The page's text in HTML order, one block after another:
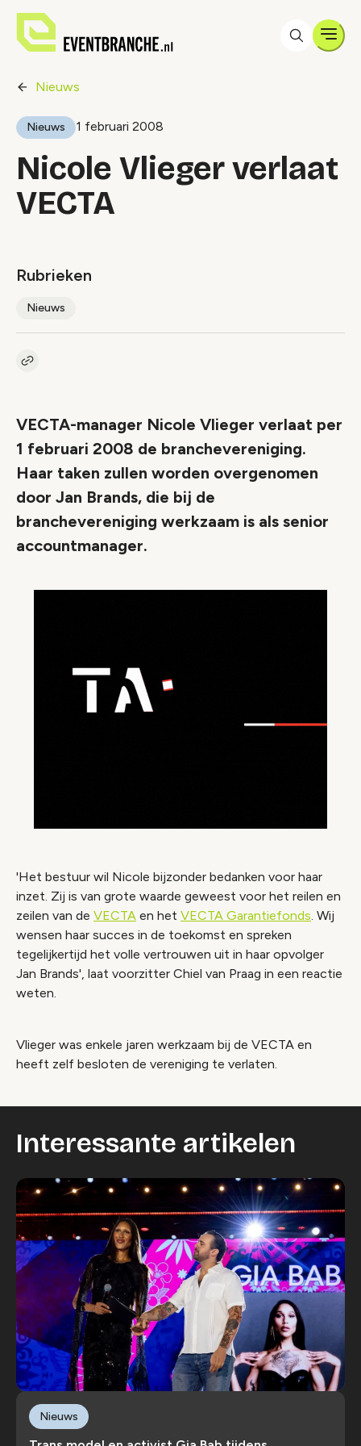
Nieuws
Nieuws 1 februari 2008
Nicole Vlieger verlaat
VECTA
Rubrieken
Nieuws
Kopieer link naar artikel
VECTA-manager Nicole Vlieger verlaat per
1 februari 2008 de branchevereniging.
Haar taken zullen worden overgenomen
door Jan Brands, die bij de
branchevereniging werkzaam is als senior
accountmanager.
'Het bestuur wil Nicole bijzonder bedanken voor haar
inzet. Zij is van grote waarde geweest voor het reilen en
zeilen van de VECTA en het VECTA Garantiefonds. Wij
wensen haar succes in de toekomst en spreken
tegelijkertijd het volle vertrouwen uit in haar opvolger
Jan Brands', laat voorzitter Chiel van Praag in een reactie
weten.
Vlieger was enkele jaren werkzaam bij de VECTA en
heeft zelf besloten de vereniging te verlaten.
Interessante artikelen
Nieuws